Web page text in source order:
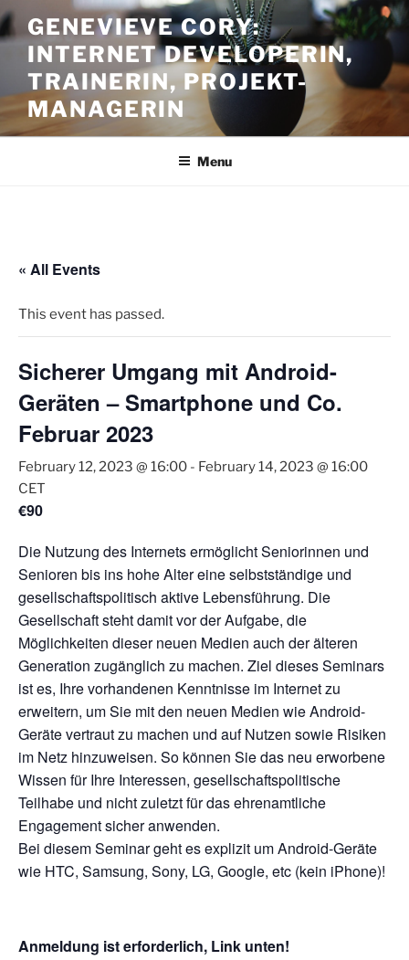
Skip
to
content
GENEVIEVE CORY:
INTERNET DEVELOPERIN,
TRAINERIN, PROJEKT-
MANAGERIN
Menu
« All Events
This event has passed.
Sicherer Umgang mit Android-
Geräten – Smartphone und Co.
Februar 2023
February 12, 2023 @ 16:00 - February 14, 2023 @ 16:00
CET
€90
Die Nutzung des Internets ermöglicht Seniorinnen und
Senioren bis ins hohe Alter eine selbstständige und
gesellschaftspolitisch aktive Lebensführung. Die
Gesellschaft steht damit vor der Aufgabe, die
Möglichkeiten dieser neuen Medien auch der älteren
Generation zugänglich zu machen. Ziel dieses Seminars
ist es, Ihre vorhandenen Kenntnisse im Internet zu
erweitern, um Sie mit den neuen Medien wie Android-
Geräte vertraut zu machen und auf Nutzen sowie Risiken
im Netz hinzuweisen. So können Sie das neu erworbene
Wissen für Ihre Interessen, gesellschaftspolitische
Teilhabe und nicht zuletzt für das ehrenamtliche
Engagement sicher anwenden.
Bei diesem Seminar geht es explizit um Android-Geräte
wie HTC, Samsung, Sony, LG, Google, etc (kein iPhone)!
Anmeldung ist erforderlich, Link unten!